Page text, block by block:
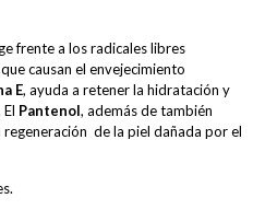
frente a los radicales libres
causan el envejecimiento
E, ayuda a retener la hidratación y
Pantenol, además de también
de la piel dañada por el